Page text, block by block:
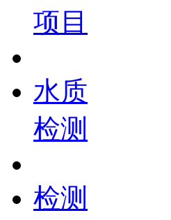
项目
水质
检测
检测